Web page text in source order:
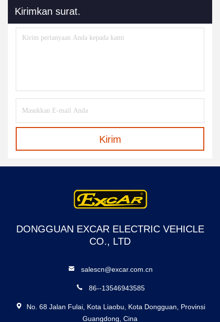
Kirimkan surat.
Kirim
DONGGUAN EXCAR ELECTRIC VEHICLE
CO., LTD
salescn@excar.com.cn
86--13546943585
No. 68 Jalan Fulai, Kota Liaobu, Kota Dongguan, Provinsi
Guangdong, Cina